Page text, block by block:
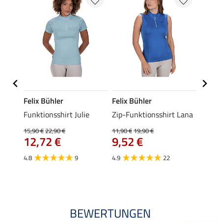
Felix Bühler
Funktionsshirt Julie
15,90 €22,90 €
12,72 €
4.8 9
Felix Bühler
Zip-Funktionsshirt Lana
11,90 €19,90 €
9,52 €
4.9 22
BEWERTUNGEN